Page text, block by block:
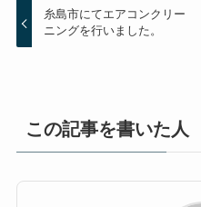
糸島市にてエアコンクリー
ニングを行いました。
この記事を書いた人